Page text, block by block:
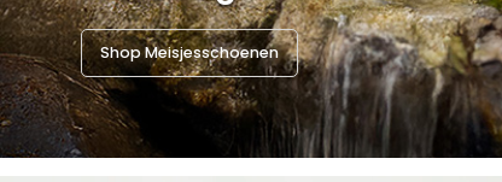
Shop Meisjesschoenen